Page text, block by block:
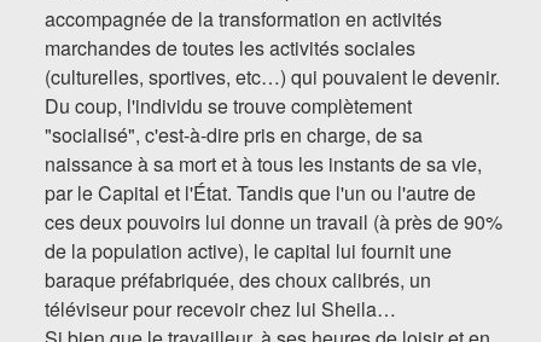
accompagnée de la transformation en activités
marchandes de toutes les activités sociales
(culturelles, sportives, etc…) qui pouvaient le devenir.
Du coup, l'individu se trouve complètement
"socialisé", c'est-à-dire pris en charge, de sa
naissance à sa mort et à tous les instants de sa vie,
par le Capital et l'État. Tandis que l'un ou l'autre de
ces deux pouvoirs lui donne un travail (à près de 90%
de la population active), le capital lui fournit une
baraque préfabriquée, des choux calibrés, un
téléviseur pour recevoir chez lui Sheila…